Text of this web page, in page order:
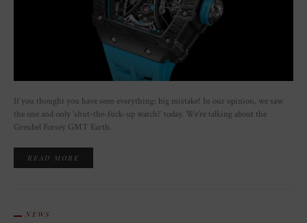
If you thought you have seen everything: big mistake! In our opinion, we saw
the one and only ‘shut-the-fuck-up watch!’ today. We’re talking about the
Greubel Forsey GMT Earth.
READ MORE
NEWS